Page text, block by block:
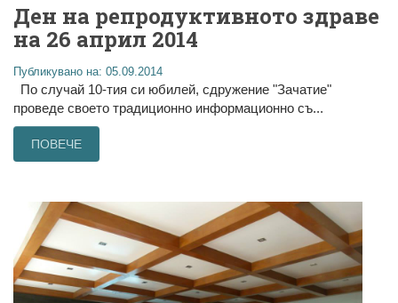
Ден на репродуктивното здраве
на 26 април 2014
Публикувано на: 05.09.2014
По случай 10-тия си юбилей, сдружение "Зачатие"
проведе своето традиционно информационно съ...
ПОВЕЧЕ